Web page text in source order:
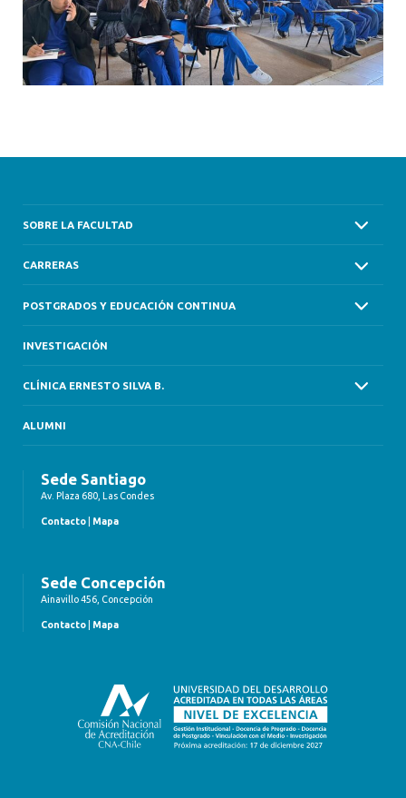
SOBRE LA FACULTAD
CARRERAS
POSTGRADOS Y EDUCACIÓN CONTINUA
INVESTIGACIÓN
CLÍNICA ERNESTO SILVA B.
ALUMNI
Sede Santiago
Av. Plaza 680, Las Condes
Contacto Mapa
Sede Concepción
Ainavillo 456, Concepción
Contacto Mapa